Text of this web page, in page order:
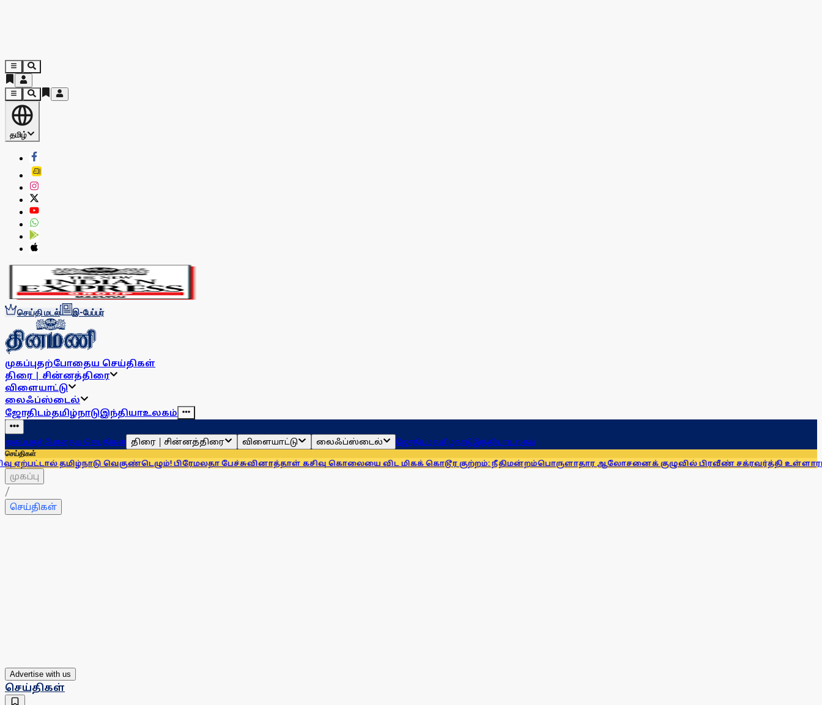
தமிழ்
செய்தி மடல் இ-பேப்பர்
முகப்புதற்போதைய செய்திகள்
திரை | சின்னத்திரை
விளையாட்டு
லைஃப்ஸ்டைல்
ஜோதிடம்தமிழ்நாடுஇந்தியாஉலகம்
முகப்புதற்போதைய செய்திகள் திரை | சின்னத்திரை விளையாட்டு லைஃப்ஸ்டைல் ஜோதிடம்தமிழ்நாடுஇந்தியாஉலகம்
செய்திகள்
தமிழ்நாடு வெகுண்டெழும்! பிரேமலதா பேச்சுவினாத்தாள் கசிவு கொலையை விட மிகக் கொடூர குற்றம்: நீதிமன்றம்பொருளாதார ஆலோசனைக் குழுவில் பிரவீண் சக்ரவர்த்தி உள்ளாரா? திமுக
முகப்பு
/
செய்திகள்
Advertise with us
செய்திகள்